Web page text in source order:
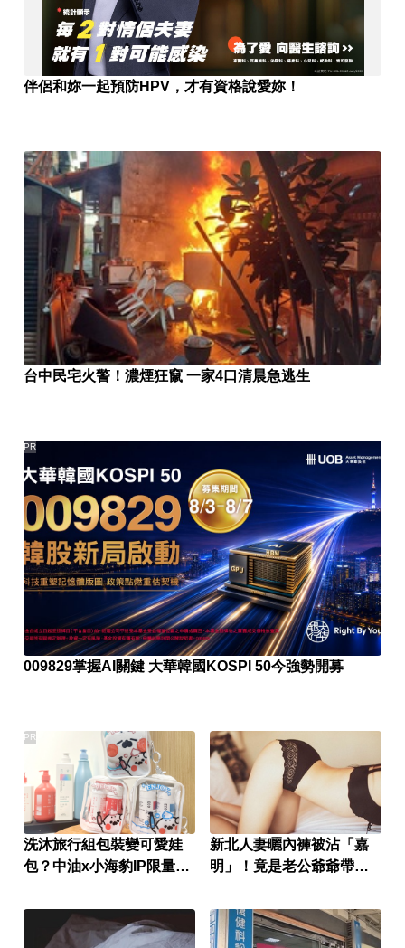
伴侶和妳一起預防HPV，才有資格說愛妳！
台中民宅火警！濃煙狂竄 一家4口清晨急逃生
009829掌握AI關鍵 大華韓國KOSPI 50今強勢開募
PR
洗沐旅行組包裝變可愛娃
包？中油x小海豹IP限量聯
PR
新北人妻曬內褲被沾「嘉
明」！竟是老公爺爺帶回